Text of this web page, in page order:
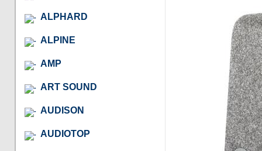
ALPHARD
ALPINE
AMP
ART SOUND
AUDISON
AUDIOTOP